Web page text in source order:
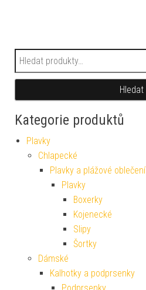
Hledat:
Hledat
Kategorie produktů
Plavky
Chlapecké
Plavky a plážové oblečení
Plavky
Boxerky
Kojenecké
Slipy
Šortky
Dámské
Kalhotky a podprsenky